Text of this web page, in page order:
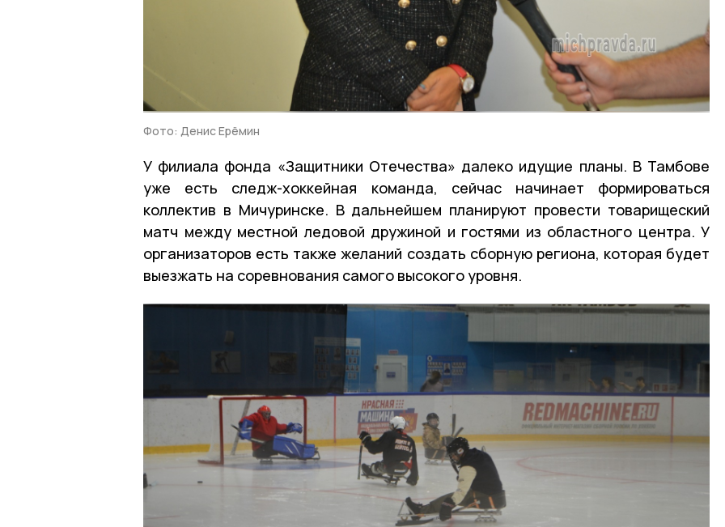
Фото: Денис Ерёмин
У филиала фонда «Защитники Отечества» далеко идущие планы. В Тамбове
уже есть следж-хоккейная команда, сейчас начинает формироваться
коллектив в Мичуринске. В дальнейшем планируют провести товарищеский
матч между местной ледовой дружиной и гостями из областного центра. У
организаторов есть также желаний создать сборную региона, которая будет
выезжать на соревнования самого высокого уровня.